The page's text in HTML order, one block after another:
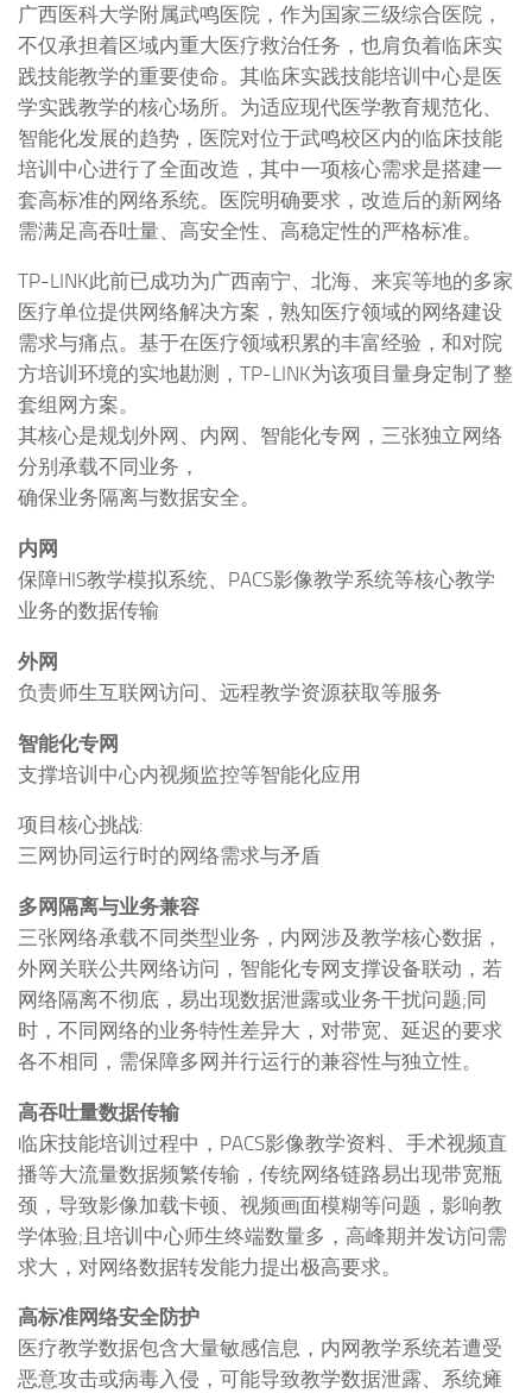
广西医科大学附属武鸣医院，作为国家三级综合医院，
不仅承担着区域内重大医疗救治任务，也肩负着临床实
践技能教学的重要使命。其临床实践技能培训中心是医
学实践教学的核心场所。为适应现代医学教育规范化、
智能化发展的趋势，医院对位于武鸣校区内的临床技能
培训中心进行了全面改造，其中一项核心需求是搭建一
套高标准的网络系统。医院明确要求，改造后的新网络
需满足高吞吐量、高安全性、高稳定性的严格标准。
TP-LINK此前已成功为广西南宁、北海、来宾等地的多家
医疗单位提供网络解决方案，熟知医疗领域的网络建设
需求与痛点。基于在医疗领域积累的丰富经验，和对院
方培训环境的实地勘测，TP-LINK为该项目量身定制了整
套组网方案。
其核心是规划外网、内网、智能化专网，三张独立网络
分别承载不同业务，
确保业务隔离与数据安全。
内网
保障HIS教学模拟系统、PACS影像教学系统等核心教学
业务的数据传输
外网
负责师生互联网访问、远程教学资源获取等服务
智能化专网
支撑培训中心内视频监控等智能化应用
项目核心挑战:
三网协同运行时的网络需求与矛盾
多网隔离与业务兼容
三张网络承载不同类型业务，内网涉及教学核心数据，
外网关联公共网络访问，智能化专网支撑设备联动，若
网络隔离不彻底，易出现数据泄露或业务干扰问题;同
时，不同网络的业务特性差异大，对带宽、延迟的要求
各不相同，需保障多网并行运行的兼容性与独立性。
高吞吐量数据传输
临床技能培训过程中，PACS影像教学资料、手术视频直
播等大流量数据频繁传输，传统网络链路易出现带宽瓶
颈，导致影像加载卡顿、视频画面模糊等问题，影响教
学体验;且培训中心师生终端数量多，高峰期并发访问需
求大，对网络数据转发能力提出极高要求。
高标准网络安全防护
医疗教学数据包含大量敏感信息，内网教学系统若遭受
恶意攻击或病毒入侵，可能导致教学数据泄露、系统瘫